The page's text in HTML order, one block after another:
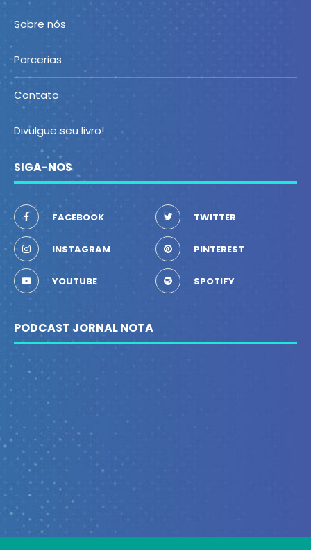
Sobre nós
Parcerias
Contato
Divulgue seu livro!
SIGA-NOS
FACEBOOK TWITTER
INSTAGRAM PINTEREST
YOUTUBE SPOTIFY
PODCAST JORNAL NOTA